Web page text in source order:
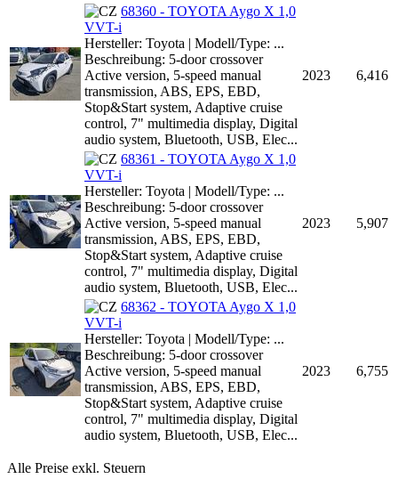
68360 - TOYOTA Aygo X 1,0
VVT-i
Hersteller: Toyota | Modell/Type: ...
Beschreibung: 5-door crossover
Active version, 5-speed manual
transmission, ABS, EPS, EBD,
Stop&Start system, Adaptive cruise
control, 7" multimedia display, Digital
audio system, Bluetooth, USB, Elec...
2023 6,416
68361 - TOYOTA Aygo X 1,0
VVT-i
Hersteller: Toyota | Modell/Type: ...
Beschreibung: 5-door crossover
Active version, 5-speed manual
transmission, ABS, EPS, EBD,
Stop&Start system, Adaptive cruise
control, 7" multimedia display, Digital
audio system, Bluetooth, USB, Elec...
2023 5,907
68362 - TOYOTA Aygo X 1,0
VVT-i
Hersteller: Toyota | Modell/Type: ...
Beschreibung: 5-door crossover
Active version, 5-speed manual
transmission, ABS, EPS, EBD,
Stop&Start system, Adaptive cruise
control, 7" multimedia display, Digital
audio system, Bluetooth, USB, Elec...
2023 6,755
Alle Preise exkl. Steuern